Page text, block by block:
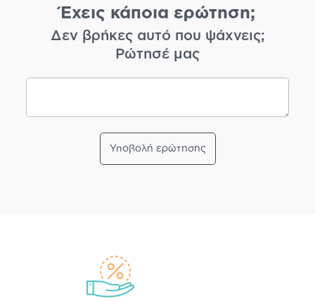
Έχεις κάποια ερώτηση;
Δεν βρήκες αυτό που ψάχνεις;
Ρώτησέ μας
Υποβολή ερώτησης